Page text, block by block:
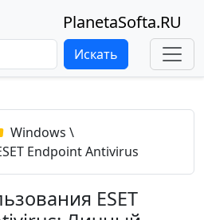
PlanetaSofta.RU
Искать
Windows \
Endpoint Antivirus
ESET